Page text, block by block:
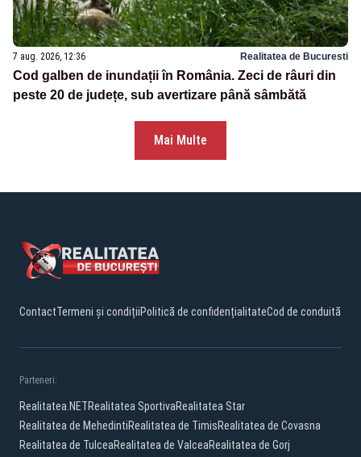
7 aug. 2026, 12:36 Realitatea de Bucuresti
Cod galben de inundații în România. Zeci de râuri din
peste 20 de județe, sub avertizare până sâmbătă
Mai Multe
ContactTermeni și condițiiPolitică de confidențialitateCod de conduită
Parteneri:
Realitatea.NETRealitatea SportivaRealitatea Star
Realitatea de MehedintiRealitatea de TimisRealitatea de Covasna
Realitatea de TulceaRealitatea de ValceaRealitatea de Gorj